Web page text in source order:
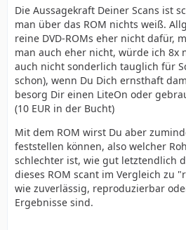
Die Aussagekraft Deiner Scans ist
man über das ROM nichts weiß.
reine DVD-ROMs eher nicht dafür,
man auch eher nicht, würde ich 8x
auch nicht sonderlich tauglich für
schon), wenn Du Dich ernsthaft
besorg Dir einen LiteOn oder
(10 EUR in der Bucht)
Mit dem ROM wirst Du aber
feststellen können, also welcher
schlechter ist, wie gut letztendlich
dieses ROM scant im Vergleich zu
wie zuverlässig, reproduzierbar
Ergebnisse sind.